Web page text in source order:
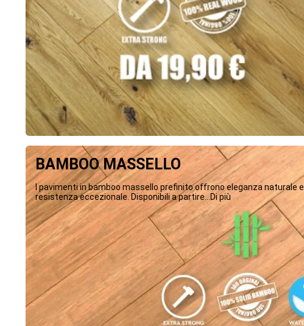
BAMBOO MASSELLO
I pavimenti in bamboo massello prefinito offrono eleganza naturale e
resistenza eccezionale. Disponibili a partire...Di più